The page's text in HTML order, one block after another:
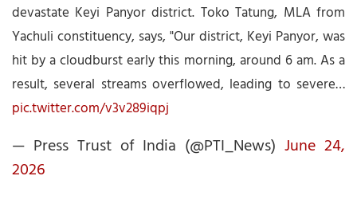
devastate Keyi Panyor district. Toko Tatung, MLA from
Yachuli constituency, says, "Our district, Keyi Panyor, was
hit by a cloudburst early this morning, around 6 am. As a
result, several streams overflowed, leading to severe…
pic.twitter.com/v3v289iqpj
— Press Trust of India (@PTI_News)June 24,
2026